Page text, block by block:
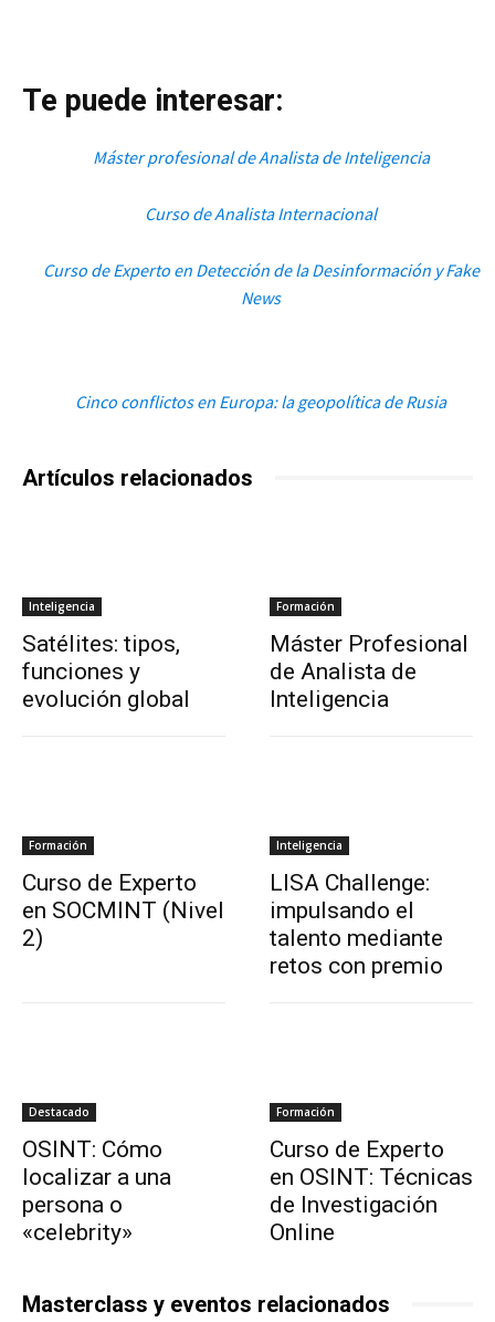
Te puede interesar:
Máster profesional de Analista de Inteligencia
Curso de Analista Internacional
Curso de Experto en Detección de la Desinformación y Fake
News
Cinco conflictos en Europa: la geopolítica de Rusia
Artículos relacionados
Inteligencia
Satélites: tipos,
funciones y
evolución global
Formación
Máster Profesional
de Analista de
Inteligencia
Formación
Curso de Experto
en SOCMINT (Nivel
2)
Inteligencia
LISA Challenge:
impulsando el
talento mediante
retos con premio
Destacado
OSINT: Cómo
localizar a una
persona o
«celebrity»
Formación
Curso de Experto
en OSINT: Técnicas
de Investigación
Online
Masterclass y eventos relacionados